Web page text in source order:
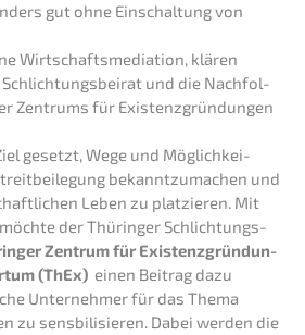
gut ohne Einschal­tung von
Wirtschafts­me­dia­ti­on, klären
Schlich­tungs­bei­rat und die Nachfol­
Zentrums für Existenzgründungen
gesetzt, Wege und Möglich­kei­
bekannt­zu­ma­chen und
Leben zu platzie­ren. Mit
der Thürin­ger Schlich­tungs­
Zentrum für Existenz­grün­dun­
(ThEx) einen Beitrag dazu
Unter­neh­mer für das Thema
zu sensbi­li­sie­ren. Dabei werden die